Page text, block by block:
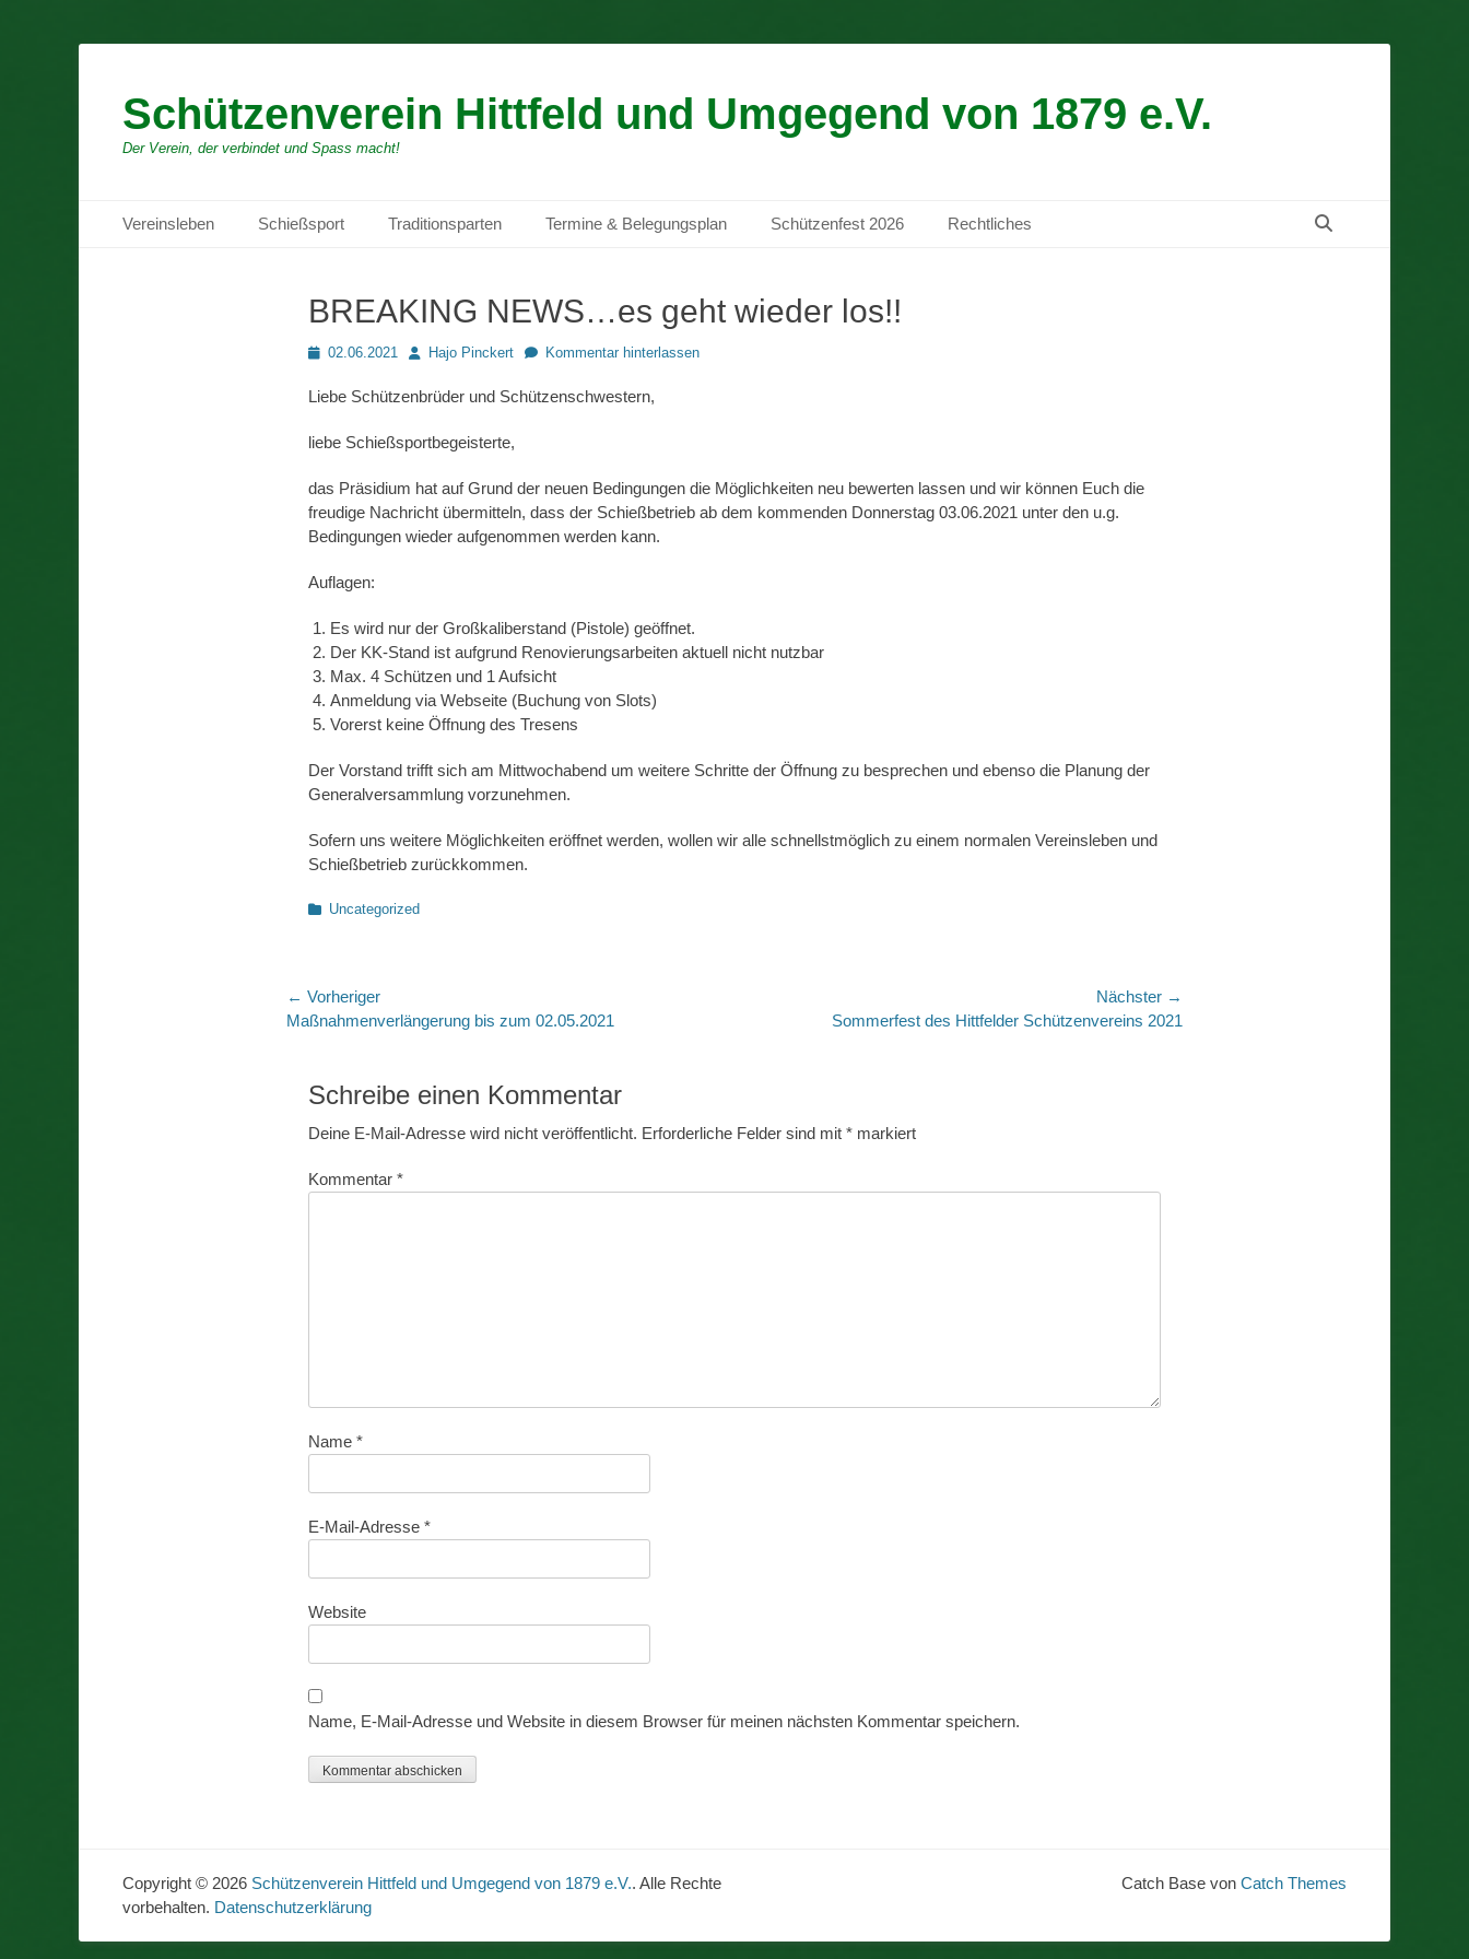
Schützenverein Hittfeld und Umgegend von 1879 e.V.
Der Verein, der verbindet und Spass macht!
Primäres Menü
Inhalt
Vereinsleben Schießsport Traditionsparten Termine & Belegungsplan Schützenfest 2026 Rechtliches
BREAKING NEWS…es geht wieder los!!
Posted02.06.2021 AutorHajo Pinckert Kommentar hinterlassen
Liebe Schützenbrüder und Schützenschwestern,
liebe Schießsportbegeisterte,
das Präsidium hat auf Grund der neuen Bedingungen die Möglichkeiten neu bewerten lassen und wir können Euch die
freudige Nachricht übermitteln, dass der Schießbetrieb ab dem kommenden Donnerstag 03.06.2021 unter den u.g.
Bedingungen wieder aufgenommen werden kann.
Auflagen:
Es wird nur der Großkaliberstand (Pistole) geöffnet.
Der KK-Stand ist aufgrund Renovierungsarbeiten aktuell nicht nutzbar
Max. 4 Schützen und 1 Aufsicht
Anmeldung via Webseite (Buchung von Slots)
Vorerst keine Öffnung des Tresens
Der Vorstand trifft sich am Mittwochabend um weitere Schritte der Öffnung zu besprechen und ebenso die Planung der
Generalversammlung vorzunehmen.
Sofern uns weitere Möglichkeiten eröffnet werden, wollen wir alle schnellstmöglich zu einem normalen Vereinsleben und
Schießbetrieb zurückkommen.
Kategorien
Uncategorized
Beitragsnavigation
← Vorheriger
Vorheriger
Maßnahmenverlängerung bis zum 02.05.2021
Nächster →
Sommerfest des Hittfelder Schützenvereins 2021
Schreibe einen Kommentar
Deine E-Mail-Adresse wird nicht veröffentlicht. Erforderliche Felder sind mit * markiert
Kommentar *
Name *
E-Mail-Adresse *
Website
Name, E-Mail-Adresse und Website in diesem Browser für meinen nächsten Kommentar speichern.
Copyright © 2026 Schützenverein Hittfeld und Umgegend von 1879 e.V.. Alle Rechte
vorbehalten. Datenschutzerklärung
Catch Base von Catch Themes